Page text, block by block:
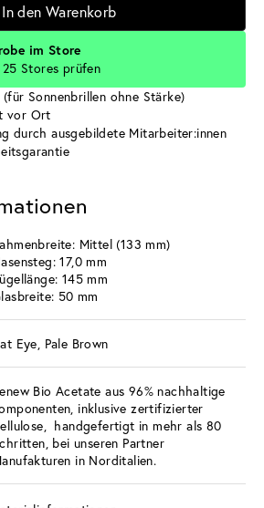
In den Warenkorb
im Store
Stores prüfen
Sonnenbrillen ohne Stärke)
vor Ort
durch ausgebildete Mitarbeiter:innen
Mittel (133 mm)
17,0 mm
145 mm
50 mm
Eye, Pale Brown
Bio Acetate aus 96% nachhaltige
inklusive zertifizierter
handgefertigt in mehr als 80
bei unseren Partner
in Norditalien.